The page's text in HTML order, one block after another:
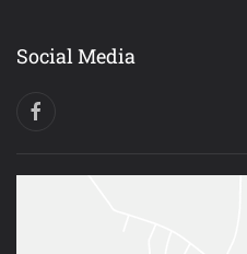
Social Media